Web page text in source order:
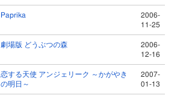
Paprika
2006-
11-25
劇場版 どうぶつの森
2006-
12-16
恋する天使 アンジェリーク ～かがやき
の明日～
2007-
01-13